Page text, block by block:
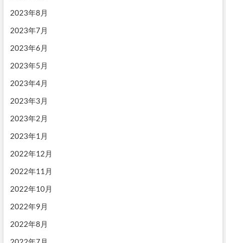
2023年8月
2023年7月
2023年6月
2023年5月
2023年4月
2023年3月
2023年2月
2023年1月
2022年12月
2022年11月
2022年10月
2022年9月
2022年8月